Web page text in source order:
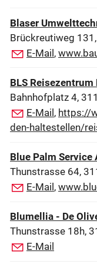
Blaser
Brückreutiweg
E-Mail,
BLS
Bahnhofplatz 4,
E-Mail, https://
den-haltestellen/
Blue Palm Service
Thunstrasse 64,
E-Mail,
Blumellia - De
Thunstrasse 18h,
E-Mail